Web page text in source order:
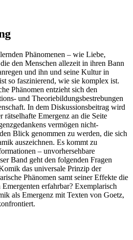
Phänomenen – wie Liebe,
den Menschen allezeit in ihren Bann
und ihn und seine Kultur in
so faszinierend, wie sie komplex ist.
Phänomen entzieht sich den
und Theoriebildungsbestrebungen
In dem Diskussionsbeitrag wird
Emergenz an die Seite
vermögen nicht-
Blick genommen zu werden, die sich
auszeichnen. Es kommt zu
– unvorhersehbare
Band geht den folgenden Fragen
das universale Prinzip der
Phänomen samt seiner Effekte die
erfahrbar? Exemplarisch
als Emergenz mit Texten von Goetz,